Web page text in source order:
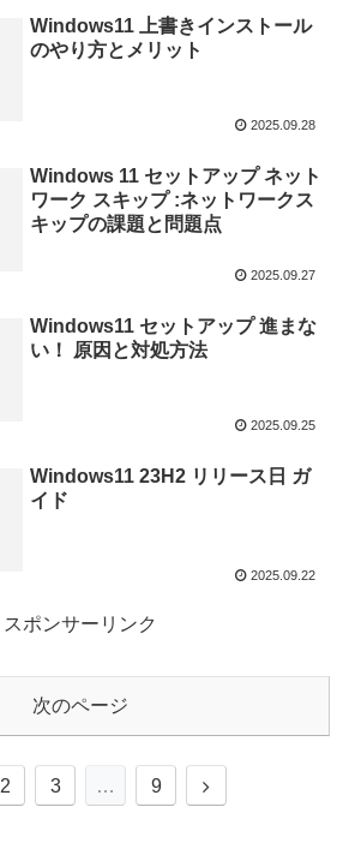
Windows11 上書きインストール
のやり方とメリット
2025.09.28
Windows 11 セットアップ ネット
ワーク スキップ :ネットワークス
キップの課題と問題点
2025.09.27
Windows11 セットアップ 進まな
い！ 原因と対処方法
2025.09.25
Windows11 23H2 リリース日 ガ
イド
2025.09.22
スポンサーリンク
次のページ
2 3 … 9